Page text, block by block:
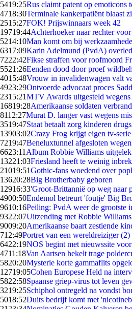
5419:25Rus claimt patent op emoticons
4718:30Terminale kankerpatiënt blaast
2515:27FOK! Prijswinnaars week 42
19719:44Achterhoeker naar rechter
5214:10Man komt om bij
6317:09Karin Adelmund (PvdA)
7222:42Fikse straffen voor roofmoord
5521:26Eenden dood door proef
4015:48Vrouw in invalidenwagen valt
4923:29Ontvoerde advocaat proces
2315:21MTV Awards uitgesteld
16819:28Amerikaanse soldaten
8112:27Murat D. langer vast wegens
3519:47Staat betaalt zorg kinderen
13903:02Crazy Frog krijgt eigen tv-serie
7219:47Beneluxtunnel afgesloten
6623:11 Album Robbie Williams
13221:03Friesland heeft te weinig
21019:51Gothic-fans woedend over
13620:28Big Brotherbaby geboren
12916:33'Groot-Brittannië op weg naar
4900:50Endemol betreurt 'foutje' Big
9610:16Peiling: PvdA weer de grootste
9322:07Uitzending met Robbie
9009:20Amerikaanse baart zestiende
712:49Portret van een wereldreiziger (2)
6422:19NOS begint met nieuwssite
4711:18Van Aartsen hekelt trage
5820:20Mysterie korte gammaflits
12719:05Cohen Europese Held na
5822:58Spaanse griep-virus tot leven
3219:25Schiphol ontregeld na vondst
5018:52Duits bedrijf komt met